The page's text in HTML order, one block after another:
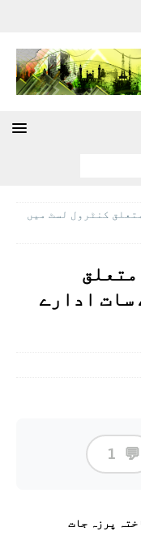
کنٹرول لسٹ میں
سات ادارے
💬
1
پرزہ جات